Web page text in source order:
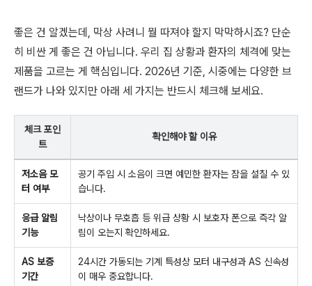
좋은 건 알겠는데, 막상 사려니 뭘 따져야 할지 막막하시죠? 단순
히 비싼 게 좋은 건 아닙니다. 우리 집 상황과 환자의 체격에 맞는
제품을 고르는 게 핵심입니다. 2026년 기준, 시중에는 다양한 브
랜드가 나와 있지만 아래 세 가지는 반드시 체크해 보세요.
체크 포인
트
확인해야 할 이유
저소음 모
터 여부
공기 주입 시 소음이 크면 예민한 환자는 잠을 설칠 수 있
습니다.
응급 알림
기능
낙상이나 무호흡 등 위급 상황 시 보호자 폰으로 즉각 알
림이 오는지 확인하세요.
AS 보증
기간
24시간 가동되는 기계 특성상 모터 내구성과 AS 신속성
이 매우 중요합니다.